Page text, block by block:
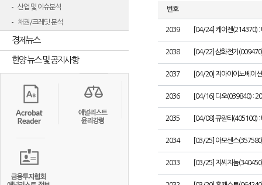
산업 및 이슈분석
채권/크레딧 분석
경제뉴스
한양 뉴스 및 공지사항
번호
2039 [04/24] 케어젠(214370) :
2038 [04/22] 삼화전기
2037 [04/20] 지아이이노베이
2036 [04/16] 디오(039840) :
2035 [04/08] 큐알티(405100) :
2034 [03/25] 아모센스
2033 [03/25] 지씨지놈